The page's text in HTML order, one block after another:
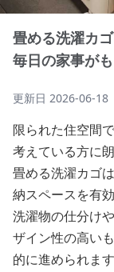
畳める洗濯カ
毎日の家事が
更新日 2026-06-18
限られた住空間
考えている方に朗
畳める洗濯カゴ
納スペースを有
洗濯物の仕分け
ザイン性の高い
的に進められます